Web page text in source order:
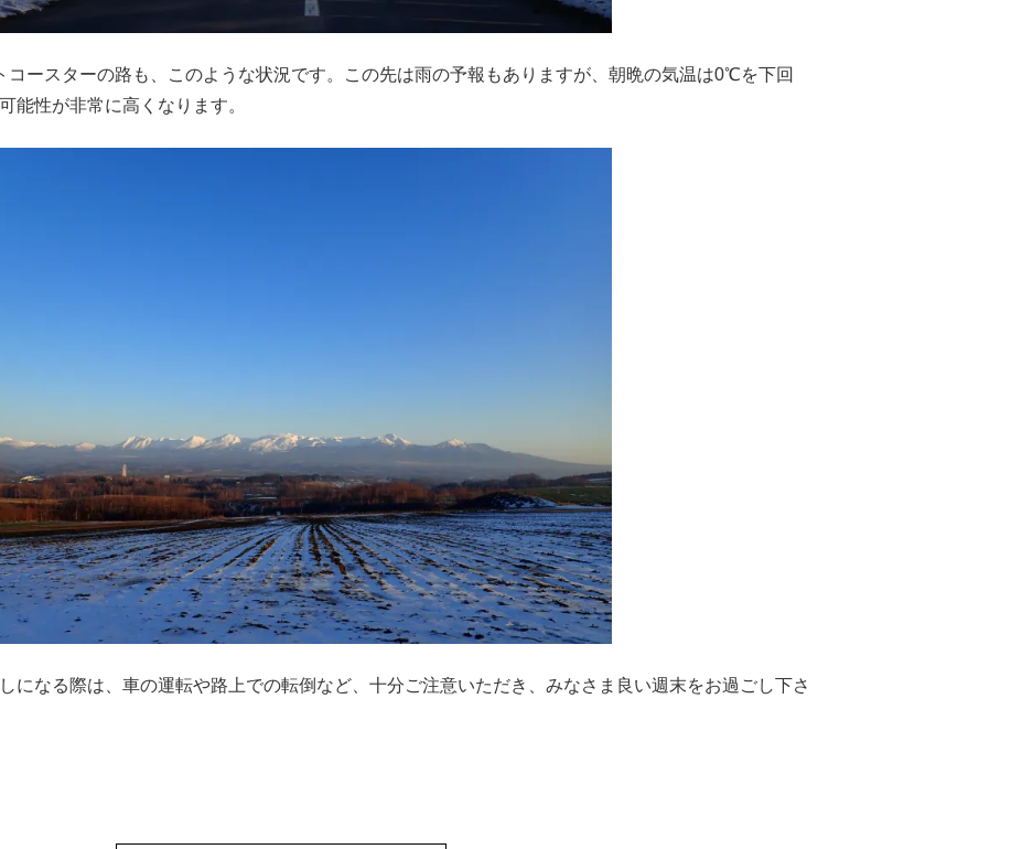
コースターの路も、このような状況です。この先は雨の予報もありますが、朝晩の気温は0℃を下回
能性が非常に高くなります。
になる際は、車の運転や路上での転倒など、十分ご注意いただき、みなさま良い週末をお過ごし下さ